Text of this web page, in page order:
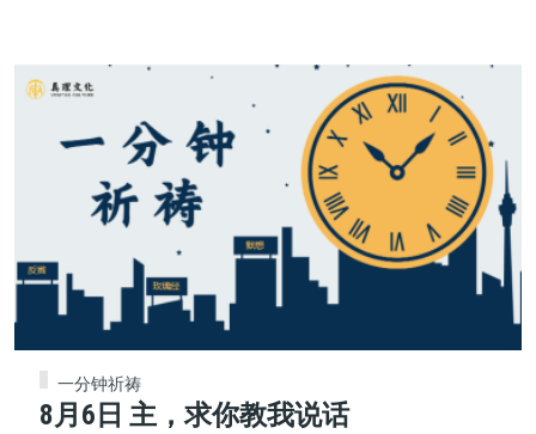
一分钟祈祷
8月6日 主，求你教我说话